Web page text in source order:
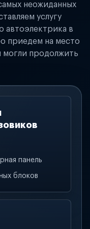
неожиданных
услугу
автоэлектрика в
приедем на место
могли продолжить
панель
блоков